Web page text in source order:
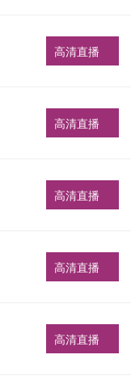
高清直播
高清直播
高清直播
高清直播
高清直播